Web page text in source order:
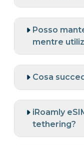
Posso
mentre
Cosa
iRoamly
tethering?